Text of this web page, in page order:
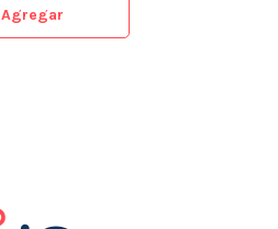
Agregar